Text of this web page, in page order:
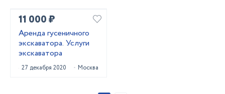
11 000 ₽
Аренда гусеничного
экскаватора. Услуги
экскаватора
27 декабря 2020 Москва